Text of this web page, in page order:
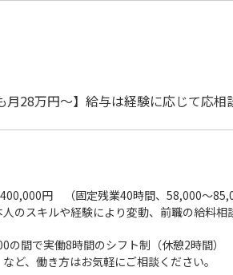
月28万円〜】給与は経験に応じて応相
円 （固定残業40時間、58,000〜
のスキルや経験により変動、前職の給料相
の間で実働8時間のシフト制（休憩2時間
など、働き方はお気軽にご相談ください。